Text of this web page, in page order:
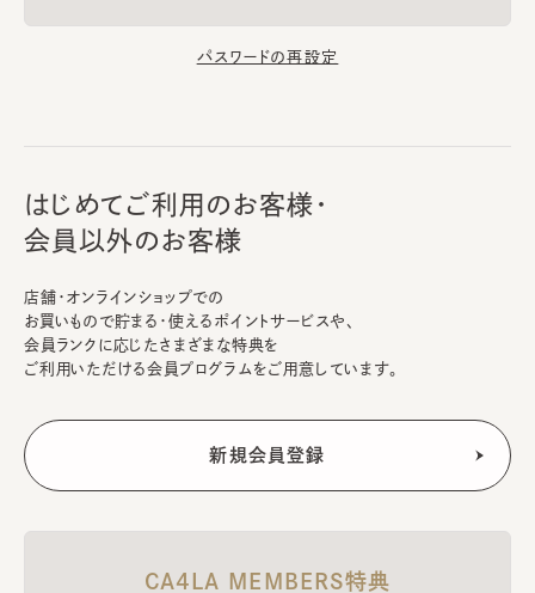
パスワードの再設定
はじめてご利用のお客様・
会員以外のお客様
店舗・オンラインショップでの
お買いもので貯まる・使えるポイントサービスや、
会員ランクに応じたさまざまな特典を
ご利用いただける会員プログラムをご用意しています。
CA4LA MEMBERS特典